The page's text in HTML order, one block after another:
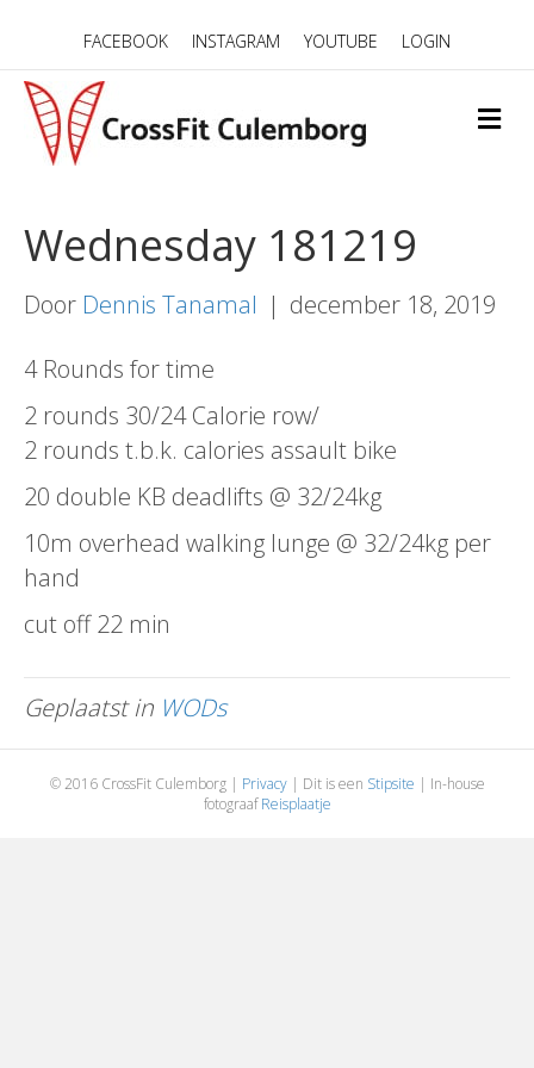
FACEBOOK INSTAGRAM YOUTUBE LOGIN
M
E
Wednesday 181219
Door Dennis Tanamal | december 18, 2019
4 Rounds for time
2 rounds 30/24 Calorie row/
2 rounds t.b.k. calories assault bike
20 double KB deadlifts @ 32/24kg
10m overhead walking lunge @ 32/24kg per
hand
cut off 22 min
Geplaatst in WODs
© 2016 CrossFit Culemborg | Privacy| Dit is een Stipsite | In-house
fotograafReisplaatje